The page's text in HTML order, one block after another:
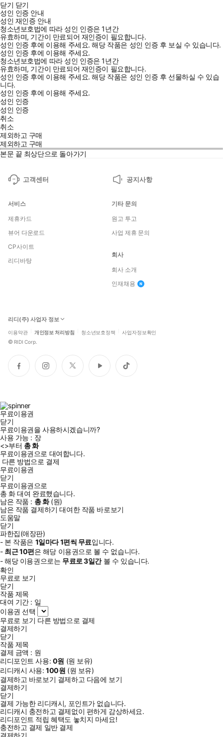
닫기 닫기
성인 인증 안내
성인 재인증 안내
청소년보호법에 따라 성인 인증은 1년간
유효하며, 기간이 만료되어 재인증이 필요합니다.
성인 인증 후에 이용해 주세요.해당 작품은 성인 인증 후 보실 수 있습니다.
성인 인증 후에 이용해 주세요.
청소년보호법에 따라 성인 인증은 1년간
유효하며, 기간이 만료되어 재인증이 필요합니다.
성인 인증 후에 이용해 주세요.해당 작품은 성인 인증 후 선물하실 수 있습
니다.
성인 인증 후에 이용해 주세요.
성인 인증
성인 인증
취소
취소
제외하고 구매
제외하고 구매
본문 끝 최상단으로 돌아가기
고객센터 공지사항
서비스
제휴카드
뷰어 다운로드
CP사이트
리디바탕
기타 문의
원고 투고
사업 제휴 문의
회사
회사 소개
인재채용
리디(주) 사업자 정보
이용약관 개인정보 처리방침 청소년보호정책 사업자정보확인
© RIDI Corp.
페
이
인
스
트
위
유
튜
틱
톡
무료이용권
닫기
무료이용권을 사용하시겠습니까?
사용 가능 : 장
<>부터 총화
무료이용권으로 대여합니다.
다른 방법으로 결제
무료이용권
닫기
무료이용권으로
총화대여 완료했습니다.
남은 작품 : 총화(원)
남은 작품 결제하기 대여한 작품 바로보기
도움말
닫기
파한집(애장판)
- 본 작품은 1일마다1편씩 무료입니다.
- 최근10편은 해당 이용권으로 볼 수 없습니다.
- 해당 이용권으로는 무료로3일간볼 수 있습니다.
확인
무료로 보기
닫기
작품 제목
대여 기간 : 일
이용권 선택
무료로 보기 다른 방법으로 결제
결제하기
닫기
작품 제목
결제 금액 : 원
리디포인트 사용: 0원 (원 보유)
리디캐시 사용:100원 (원 보유)
결제하고 바로보기 결제하고 다음에 보기
결제하기
닫기
결제 가능한 리디캐시, 포인트가 없습니다.
리디캐시 충전하고 결제없이 편하게 감상하세요.
리디포인트 적립 혜택도 놓치지 마세요!
충전하고 결제 일반 결제